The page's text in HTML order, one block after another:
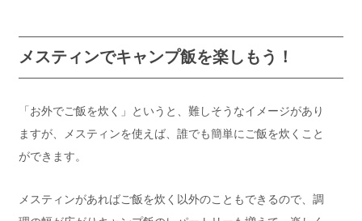
メスティンでキャンプ飯を楽しもう！
「お外でご飯を炊く」というと、難しそうなイメージがあり
ますが、メスティンを使えば、誰でも簡単にご飯を炊くこと
ができます。
メスティンがあればご飯を炊く以外のこともできるので、調